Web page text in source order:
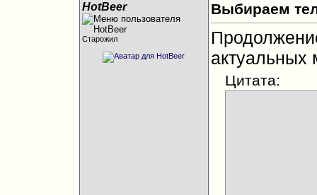
HotBeer
Старожил
Выбираем
актуальных
Цитата: